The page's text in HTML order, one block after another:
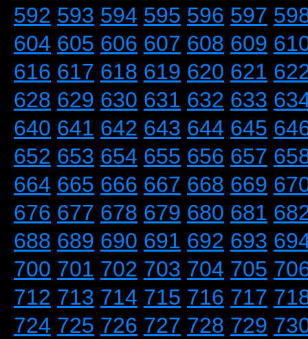
592 593 594 595 596 597
604 605 606 607 608 609
616 617 618 619 620 621
628 629 630 631 632 633
640 641 642 643 644 645
652 653 654 655 656 657
664 665 666 667 668 669
676 677 678 679 680 681
688 689 690 691 692 693
700 701 702 703 704 705
712 713 714 715 716 717
724 725 726 727 728 729